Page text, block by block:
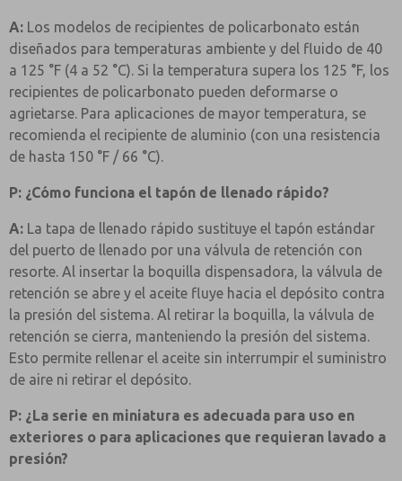
A: Los modelos de recipientes de policarbonato están
diseñados para temperaturas ambiente y del fluido de 40
a 125 °F (4 a 52 °C). Si la temperatura supera los 125 °F, los
recipientes de policarbonato pueden deformarse o
agrietarse. Para aplicaciones de mayor temperatura, se
recomienda el recipiente de aluminio (con una resistencia
de hasta 150 °F / 66 °C).
P: ¿Cómo funciona el tapón de llenado rápido?
A: La tapa de llenado rápido sustituye el tapón estándar
del puerto de llenado por una válvula de retención con
resorte. Al insertar la boquilla dispensadora, la válvula de
retención se abre y el aceite fluye hacia el depósito contra
la presión del sistema. Al retirar la boquilla, la válvula de
retención se cierra, manteniendo la presión del sistema.
Esto permite rellenar el aceite sin interrumpir el suministro
de aire ni retirar el depósito.
P: ¿La serie en miniatura es adecuada para uso en
exteriores o para aplicaciones que requieran lavado a
presión?